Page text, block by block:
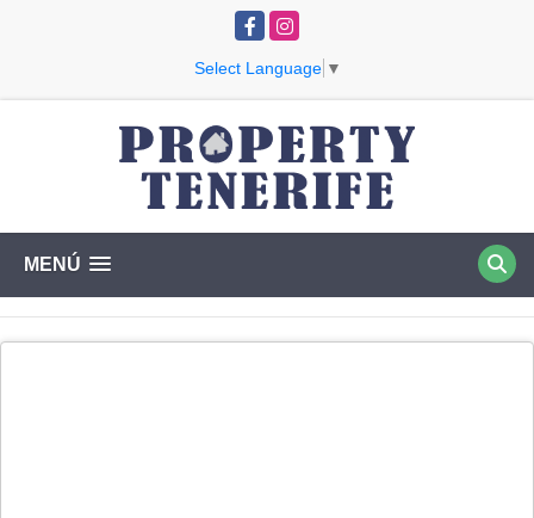
FacebookInstagram
Select Language ▼
MENÚ